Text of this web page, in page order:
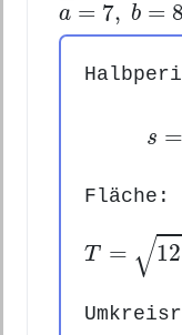
a = 7, b = 8
s =
Fläche:
T = √12
12